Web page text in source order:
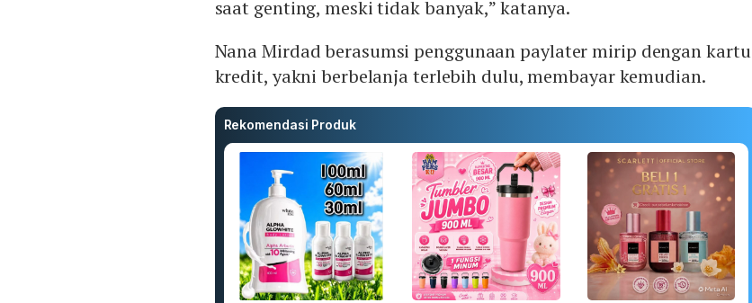
saat genting, meski tidak banyak,” katanya.
Nana Mirdad berasumsi penggunaan paylater mirip dengan kartu
kredit, yakni berbelanja terlebih dulu, membayar kemudian.
Rekomendasi Produk